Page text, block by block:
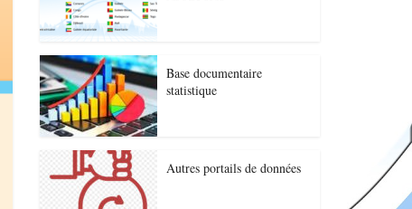
Base documentaire
statistique
Autres portails de données